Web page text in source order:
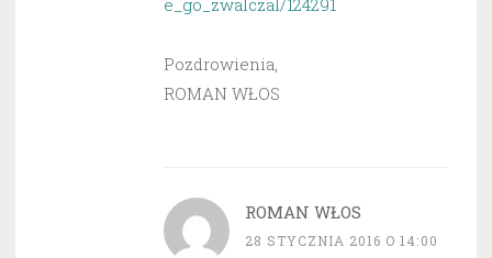
Pozdrowienia,
ROMAN WŁOS
ROMAN WŁOS
28 STYCZNIA 2016 O 14:00